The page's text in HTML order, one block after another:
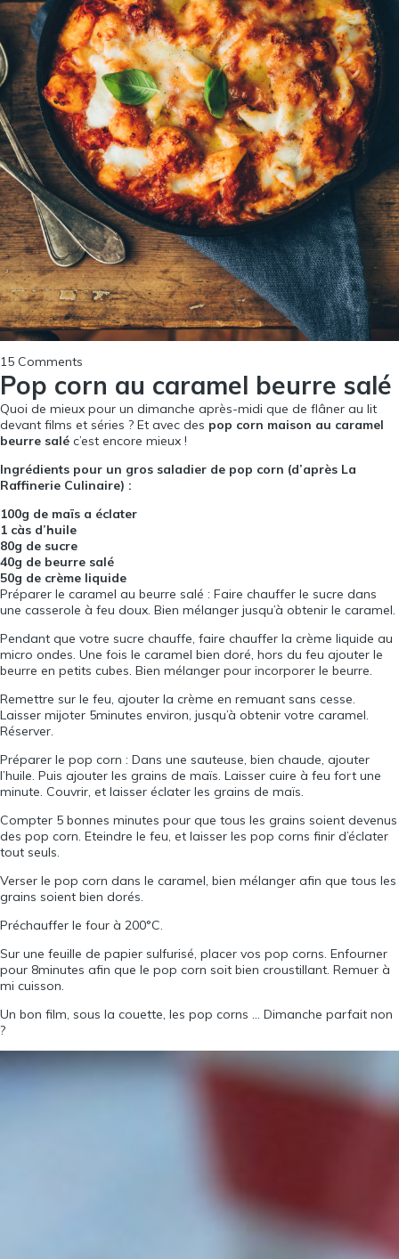
15 Comments
Pop corn au caramel beurre salé
Quoi de mieux pour un dimanche après-midi que de flâner au lit
devant films et séries ? Et avec des pop corn maison au caramel
beurre salé c’est encore mieux !
Ingrédients pour un gros saladier de pop corn (d’après La
Raffinerie Culinaire) :
100g de maïs a éclater
1 càs d’huile
80g de sucre
40g de beurre salé
50g de crème liquide
Préparer le caramel au beurre salé : Faire chauffer le sucre dans
une casserole à feu doux. Bien mélanger jusqu’à obtenir le caramel.
Pendant que votre sucre chauffe, faire chauffer la crème liquide au
micro ondes. Une fois le caramel bien doré, hors du feu ajouter le
beurre en petits cubes. Bien mélanger pour incorporer le beurre.
Remettre sur le feu, ajouter la crème en remuant sans cesse.
Laisser mijoter 5minutes environ, jusqu’à obtenir votre caramel.
Réserver.
Préparer le pop corn : Dans une sauteuse, bien chaude, ajouter
l’huile. Puis ajouter les grains de maïs. Laisser cuire à feu fort une
minute. Couvrir, et laisser éclater les grains de maïs.
Compter 5 bonnes minutes pour que tous les grains soient devenus
des pop corn. Eteindre le feu, et laisser les pop corns finir d’éclater
tout seuls.
Verser le pop corn dans le caramel, bien mélanger afin que tous les
grains soient bien dorés.
Préchauffer le four à 200°C.
Sur une feuille de papier sulfurisé, placer vos pop corns. Enfourner
pour 8minutes afin que le pop corn soit bien croustillant. Remuer à
mi cuisson.
Un bon film, sous la couette, les pop corns … Dimanche parfait non
?